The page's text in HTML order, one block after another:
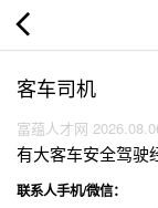
客车司机
富蕴人才网
有大客车安全驾驶
联系人手机/微信：